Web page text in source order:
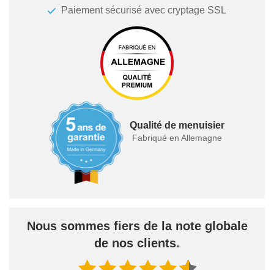
Paiement sécurisé avec cryptage SSL
Qualité de menuisier
Fabriqué en Allemagne
Nous sommes fiers de la note globale
de nos clients.